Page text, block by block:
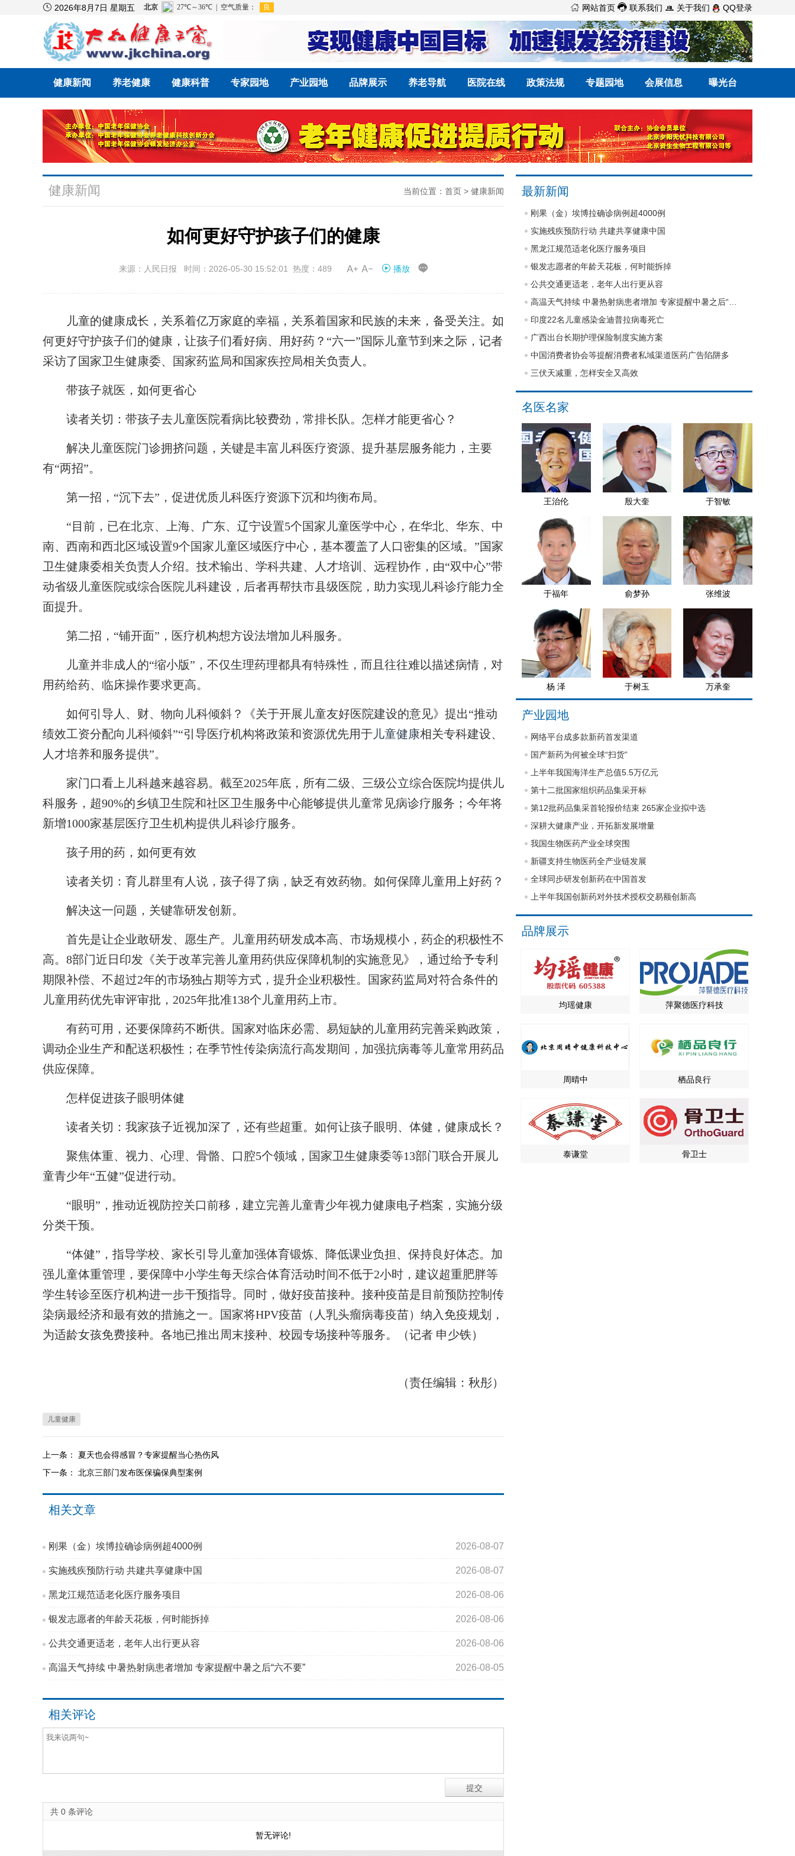
 2026年8月7日 星期五  网站首页  联系我们  关于我们 QQ登录
健康新闻 养老健康 健康科普 专家园地 产业园地 品牌展示 养老导航 医院在线 政策法规 专题园地 会展信息 曝光台
健康新闻 当前位置： 首页 > 健康新闻
如何更好守护孩子们的健康
来源：人民日报 时间：2026-05-30 15:52:01 热度：489  播放 
儿童的健康成长，关系着亿万家庭的幸福，关系着国家和民族的未来，备受关注。如
何更好守护孩子们的健康，让孩子们看好病、用好药？“六一”国际儿童节到来之际，记者
采访了国家卫生健康委、国家药监局和国家疾控局相关负责人。
带孩子就医，如何更省心
读者关切：带孩子去儿童医院看病比较费劲，常排长队。怎样才能更省心？
解决儿童医院门诊拥挤问题，关键是丰富儿科医疗资源、提升基层服务能力，主要
有“两招”。
第一招，“沉下去”，促进优质儿科医疗资源下沉和均衡布局。
“目前，已在北京、上海、广东、辽宁设置5个国家儿童医学中心，在华北、华东、中
南、西南和西北区域设置9个国家儿童区域医疗中心，基本覆盖了人口密集的区域。”国家
卫生健康委相关负责人介绍。技术输出、学科共建、人才培训、远程协作，由“双中心”带
动省级儿童医院或综合医院儿科建设，后者再帮扶市县级医院，助力实现儿科诊疗能力全
面提升。
第二招，“铺开面”，医疗机构想方设法增加儿科服务。
儿童并非成人的“缩小版”，不仅生理药理都具有特殊性，而且往往难以描述病情，对
用药给药、临床操作要求更高。
如何引导人、财、物向儿科倾斜？《关于开展儿童友好医院建设的意见》提出“推动
绩效工资分配向儿科倾斜”“引导医疗机构将政策和资源优先用于儿童健康相关专科建设、
人才培养和服务提供”。
家门口看上儿科越来越容易。截至2025年底，所有二级、三级公立综合医院均提供儿
科服务，超90%的乡镇卫生院和社区卫生服务中心能够提供儿童常见病诊疗服务；今年将
新增1000家基层医疗卫生机构提供儿科诊疗服务。
孩子用的药，如何更有效
读者关切：育儿群里有人说，孩子得了病，缺乏有效药物。如何保障儿童用上好药？
解决这一问题，关键靠研发创新。
首先是让企业敢研发、愿生产。儿童用药研发成本高、市场规模小，药企的积极性不
高。8部门近日印发《关于改革完善儿童用药供应保障机制的实施意见》，通过给予专利
期限补偿、不超过2年的市场独占期等方式，提升企业积极性。国家药监局对符合条件的
儿童用药优先审评审批，2025年批准138个儿童用药上市。
有药可用，还要保障药不断供。国家对临床必需、易短缺的儿童用药完善采购政策，
调动企业生产和配送积极性；在季节性传染病流行高发期间，加强抗病毒等儿童常用药品
供应保障。
怎样促进孩子眼明体健
读者关切：我家孩子近视加深了，还有些超重。如何让孩子眼明、体健，健康成长？
聚焦体重、视力、心理、骨骼、口腔5个领域，国家卫生健康委等13部门联合开展儿
童青少年“五健”促进行动。
“眼明”，推动近视防控关口前移，建立完善儿童青少年视力健康电子档案，实施分级
分类干预。
“体健”，指导学校、家长引导儿童加强体育锻炼、降低课业负担、保持良好体态。加
强儿童体重管理，要保障中小学生每天综合体育活动时间不低于2小时，建议超重肥胖等
学生转诊至医疗机构进一步干预指导。同时，做好疫苗接种。接种疫苗是目前预防控制传
染病最经济和最有效的措施之一。国家将HPV疫苗（人乳头瘤病毒疫苗）纳入免疫规划，
为适龄女孩免费接种。各地已推出周末接种、校园专场接种等服务。（记者 申少铁）
（责任编辑：秋彤）
儿童健康
上一条： 夏天也会得感冒？专家提醒当心热伤风
下一条： 北京三部门发布医保骗保典型案例
相关文章
刚果（金）埃博拉确诊病例超4000例 2026-08-07
实施残疾预防行动 共建共享健康中国 2026-08-07
黑龙江规范适老化医疗服务项目 2026-08-06
银发志愿者的年龄天花板，何时能拆掉 2026-08-06
公共交通更适老，老年人出行更从容 2026-08-06
高温天气持续 中暑热射病患者增加 专家提醒中暑之后“六不要” 2026-08-05
相关评论
共 0 条评论
暂无评论!
最新新闻
刚果（金）埃博拉确诊病例超4000例
实施残疾预防行动 共建共享健康中国
黑龙江规范适老化医疗服务项目
银发志愿者的年龄天花板，何时能拆掉
公共交通更适老，老年人出行更从容
印度22名儿童感染金迪普拉病毒死亡
广西出台长期护理保险制度实施方案
中国消费者协会等提醒消费者私域渠道医药广告陷阱多
三伏天减重，怎样安全又高效
名医名家
王治伦 殷大奎 于智敏
于福年 俞梦孙 张维波
杨 泽 于树玉 万承奎
产业园地
网络平台成多款新药首发渠道
国产新药为何被全球“扫货”
上半年我国海洋生产总值5.5万亿元
第十二批国家组织药品集采开标
第12批药品集采首轮报价结束 265家企业拟中选
深耕大健康产业，开拓新发展增量
我国生物医药产业全球突围
新疆支持生物医药全产业链发展
全球同步研发创新药在中国首发
上半年我国创新药对外技术授权交易额创新高
品牌展示
均瑶健康 萍聚德医疗科技
周晴中 栖品良行
泰谦堂 骨卫士